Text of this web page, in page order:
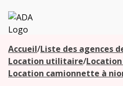
ADA
Accueil/Liste des agences
Location utilitaire/
Location camionnette à
Les
agences à
proximité